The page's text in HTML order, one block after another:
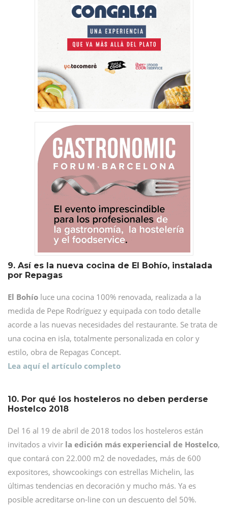
9. Así es la nueva cocina de El Bohío, instalada
por Repagas
El Bohío luce una cocina 100% renovada, realizada a la
medida de Pepe Rodríguez y equipada con todo detalle
acorde a las nuevas necesidades del restaurante. Se trata de
una cocina en isla, totalmente personalizada en color y
estilo, obra de Repagas Concept.
Lea aquí el artículo completo
10. Por qué los hosteleros no deben perderse
Hostelco 2018
Del 16 al 19 de abril de 2018 todos los hosteleros están
invitados a vivir la edición más experiencial de Hostelco,
que contará con 22.000 m2 de novedades, más de 600
expositores, showcookings con estrellas Michelin, las
últimas tendencias en decoración y mucho más. Ya es
posible acreditarse on-line con un descuento del 50%.